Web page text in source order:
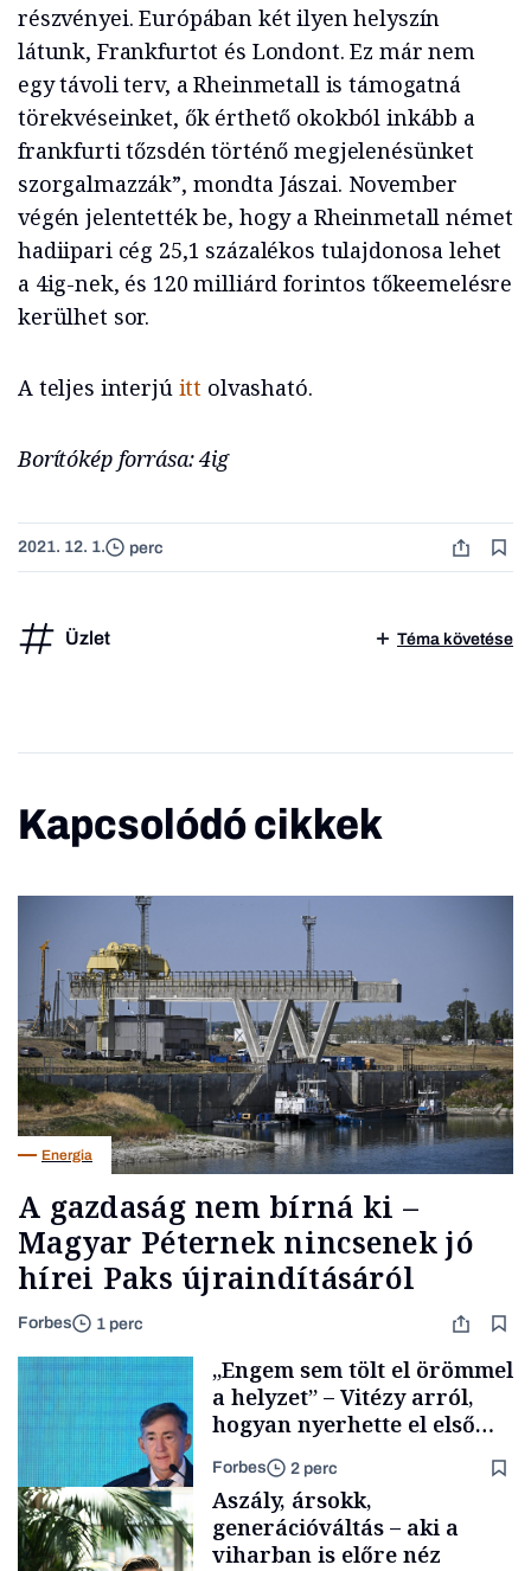
részvényei. Európában két ilyen helyszín
látunk, Frankfurtot és Londont. Ez már nem
egy távoli terv, a Rheinmetall is támogatná
törekvéseinket, ők érthető okokból inkább a
frankfurti tőzsdén történő megjelenésünket
szorgalmazzák”, mondta Jászai. November
végén jelentették be, hogy a Rheinmetall német
hadiipari cég 25,1 százalékos tulajdonosa lehet
a 4ig-nek, és 120 milliárd forintos tőkeemelésre
kerülhet sor.
A teljes interjú itt olvasható.
Borítókép forrása: 4ig
2021. 12. 1. perc
Üzlet Téma követése
Kapcsolódó cikkek
Energia
A gazdaság nem bírná ki –
Magyar Péternek nincsenek jó
hírei Paks újraindításáról
Forbes 1 perc
„Engem sem tölt el örömmel
a helyzet” – Vitézy arról,
hogyan nyerhette el első
tenderét Mészárosék cége a
Tisza-kormány alatt
Forbes 2 perc
Aszály, ársokk,
generációváltás – aki a
viharban is előre néz